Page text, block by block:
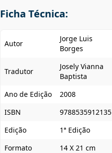
Ficha Técnica:
Autor
Jorge Luis
Borges
Tradutor
Josely Vianna
Baptista
Ano de Edição
2008
ISBN
9788535912135
Edição
1ª Edição
Formato
14 X 21 cm